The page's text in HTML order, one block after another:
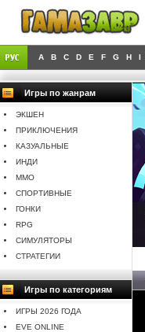
A B C D E F G H I
Игры по жанрам
ЭКШЕН
ПРИКЛЮЧЕНИЯ
КАЗУАЛЬНЫЕ
ИНДИ
MMO
СПОРТИВНЫЕ
ГОНКИ
RPG
СИМУЛЯТОРЫ
СТРАТЕГИИ
Игры по категориям
ИГРЫ 2026 ГОДА
EVE ONLINE